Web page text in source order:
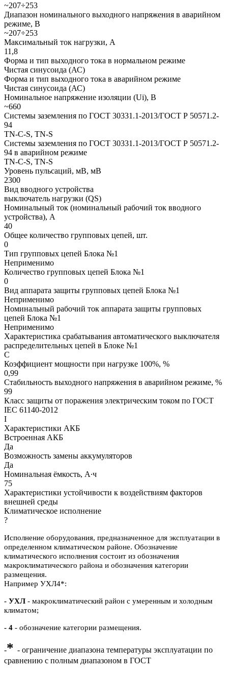
~207÷253
Диапазон номинального выходного напряжения в аварийном
режиме, В
~207÷253
Максимальный ток нагрузки, А
11,8
Форма и тип выходного тока в нормальном режиме
Чистая синусоида (АС)
Форма и тип выходного тока в аварийном режиме
Чистая синусоида (АС)
Номинальное напряжение изоляции (Ui), В
~660
Системы заземления по ГОСТ 30331.1-2013/ГОСТ Р 50571.2-
94
TN-C-S, TN-S
Системы заземления по ГОСТ 30331.1-2013/ГОСТ Р 50571.2-
94 в аварийном режиме
TN-C-S, TN-S
Уровень пульсаций, мВ, мВ
2300
Вид вводного устройства
выключатель нагрузки (QS)
Номинальный ток (номинальный рабочий ток вводного
устройства), А
40
Общее количество групповых цепей, шт.
0
Тип групповых цепей Блока №1
Неприменимо
Количество групповых цепей Блока №1
0
Вид аппарата защиты групповых цепей Блока №1
Неприменимо
Номинальный рабочий ток аппарата защиты групповых
цепей Блока №1
Неприменимо
Характеристика срабатывания автоматического выключателя
распределительных цепей в Блоке №1
C
Коэффициент мощности при нагрузке 100%, %
0,99
Стабильность выходного напряжения в аварийном режиме, %
99
Класс защиты от поражения электрическим током по ГОСТ
IEC 61140-2012
I
Характеристики АКБ
Встроенная АКБ
Да
Возможность замены аккумуляторов
Да
Номинальная ёмкость, А∙ч
75
Характеристики устойчивости к воздействиям факторов
внешней среды
Климатическое исполнение
?
Исполнение оборудования, предназначенное для эксплуатации в
определенном климатическом районе. Обозначение
климатического исполнения состоит из обозначения
макроклиматического района и обозначения категории
размещения.
Например УХЛ4*:
- УХЛ - макроклиматический район с умеренным и холодным
климатом;
- 4 - обозначение категории размещения.
-* - ограничение диапазона температуры эксплуатации по
сравнению с полным диапазоном в ГОСТ